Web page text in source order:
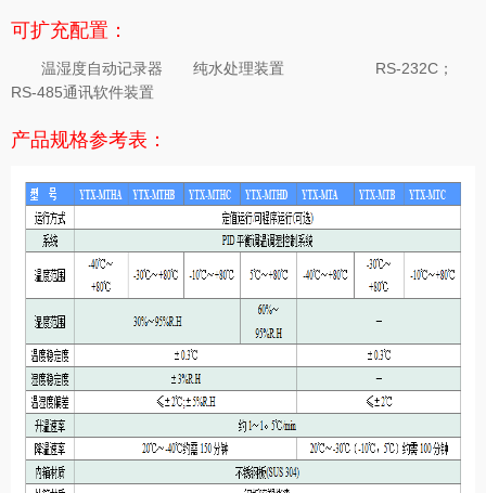
可扩充配置：
温湿度自动记录器 纯水处理装置 RS-232C；
RS-485通讯软件装置
产品规格参考表：